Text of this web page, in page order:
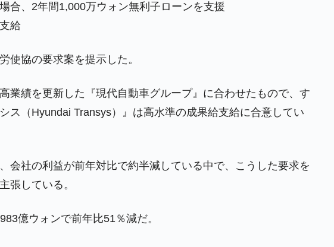
』株価暴落で200兆蒸発。
た」⇒ 耐久性「なさすぎ」では。
務員個人をターゲットにぶん殴る法案」提出！⇒ クーパン問題は合衆国企業に対
イニックス』2026年2Qの業績「史上最高益」当期純利益は前年同期比13.4倍に。
『白嶺』は先進技術の塊！
」とは？
？
合、2年間1,000万ウォン無利子ローンを支援
給
協の要求案を提示した。
業績を更新した『現代自動車グループ』に合わせたもので、す
ス（Hyundai Transys）』は高水準の成果給支給に合意してい
会社の利益が前年対比で約半減している中で、こうした要求を
張している。
億ウォンで前年比51％減だ。